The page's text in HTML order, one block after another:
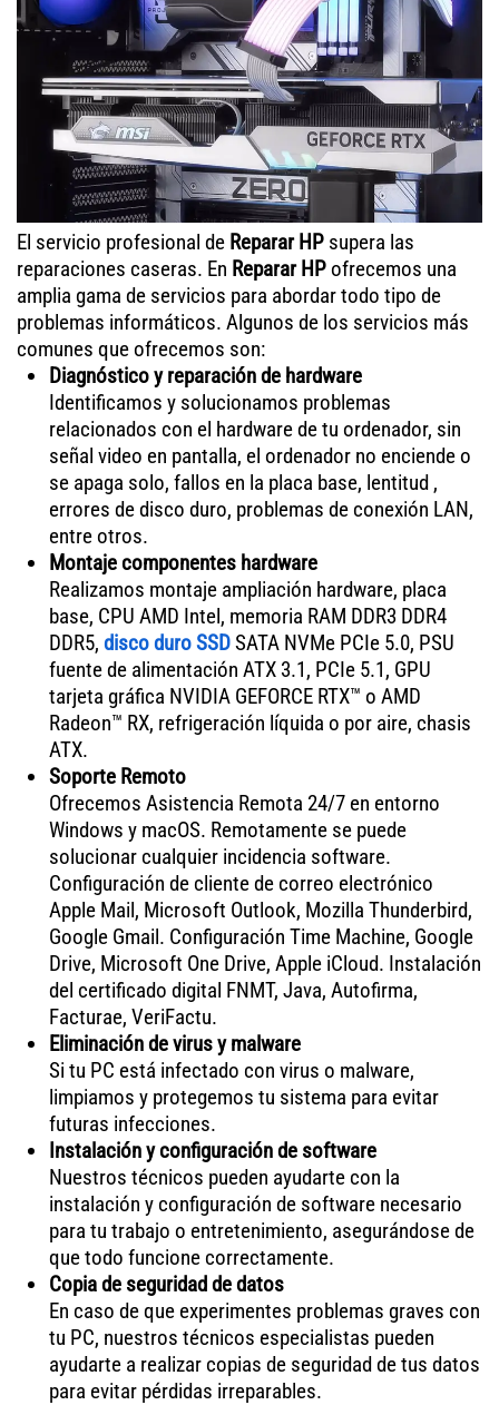
El servicio profesional de Reparar HP supera las
reparaciones caseras. En Reparar HPofrecemos una
amplia gama de servicios para abordar todo tipo de
problemas informáticos. Algunos de los servicios más
comunes que ofrecemos son:
Diagnóstico y reparación de hardware
Identificamos y solucionamos problemas
relacionados con el hardware de tu ordenador, sin
señal video en pantalla, el ordenador no enciende o
se apaga solo, fallos en la placa base, lentitud ,
errores de disco duro, problemas de conexión LAN,
entre otros.
Montaje componentes hardware
Realizamos montaje ampliación hardware, placa
base, CPU AMD Intel, memoria RAM DDR3 DDR4
DDR5, disco duro SSDSATA NVMe PCIe 5.0, PSU
fuente de alimentación ATX 3.1, PCIe 5.1, GPU
tarjeta gráfica NVIDIA GEFORCE RTX™ o AMD
Radeon™ RX, refrigeración líquida o por aire, chasis
ATX.
Soporte Remoto
Ofrecemos Asistencia Remota 24/7 en entorno
Windows y macOS. Remotamente se puede
solucionar cualquier incidencia software.
Configuración de cliente de correo electrónico
Apple Mail, Microsoft Outlook, Mozilla Thunderbird,
Google Gmail. Configuración Time Machine, Google
Drive, Microsoft One Drive, Apple iCloud. Instalación
del certificado digital FNMT, Java, Autofirma,
Facturae, VeriFactu.
Eliminación de virus y malware
Si tu PC está infectado con virus o malware,
limpiamos y protegemos tu sistema para evitar
futuras infecciones.
Instalación y configuración de software
Nuestros técnicos pueden ayudarte con la
instalación y configuración de software necesario
para tu trabajo o entretenimiento, asegurándose de
que todo funcione correctamente.
Copia de seguridad de datos
En caso de que experimentes problemas graves con
tu PC, nuestros técnicos especialistas pueden
ayudarte a realizar copias de seguridad de tus datos
para evitar pérdidas irreparables.